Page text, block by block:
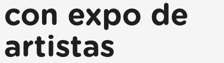
con expo de
artistas